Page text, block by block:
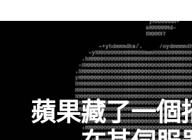
蘋果藏了一個